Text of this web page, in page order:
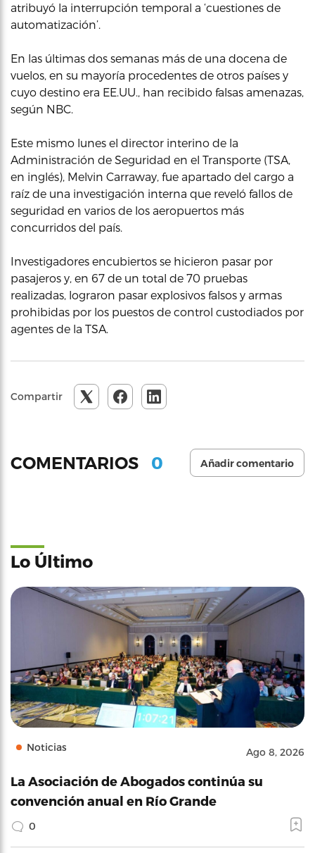
atribuyó la interrupción temporal a ‘cuestiones de
automatización’.
En las últimas dos semanas más de una docena de
vuelos, en su mayoría procedentes de otros países y
cuyo destino era EE.UU., han recibido falsas amenazas,
según NBC.
Este mismo lunes el director interino de la
Administración de Seguridad en el Transporte (TSA,
en inglés), Melvin Carraway, fue apartado del cargo a
raíz de una investigación interna que reveló fallos de
seguridad en varios de los aeropuertos más
concurridos del país.
Investigadores encubiertos se hicieron pasar por
pasajeros y, en 67 de un total de 70 pruebas
realizadas, lograron pasar explosivos falsos y armas
prohibidas por los puestos de control custodiados por
agentes de la TSA.
Compartir
COMENTARIOS 0 Añadir comentario
Lo Último
Noticias Ago 8, 2026
La Asociación de Abogados continúa su
convención anual en Río Grande
0